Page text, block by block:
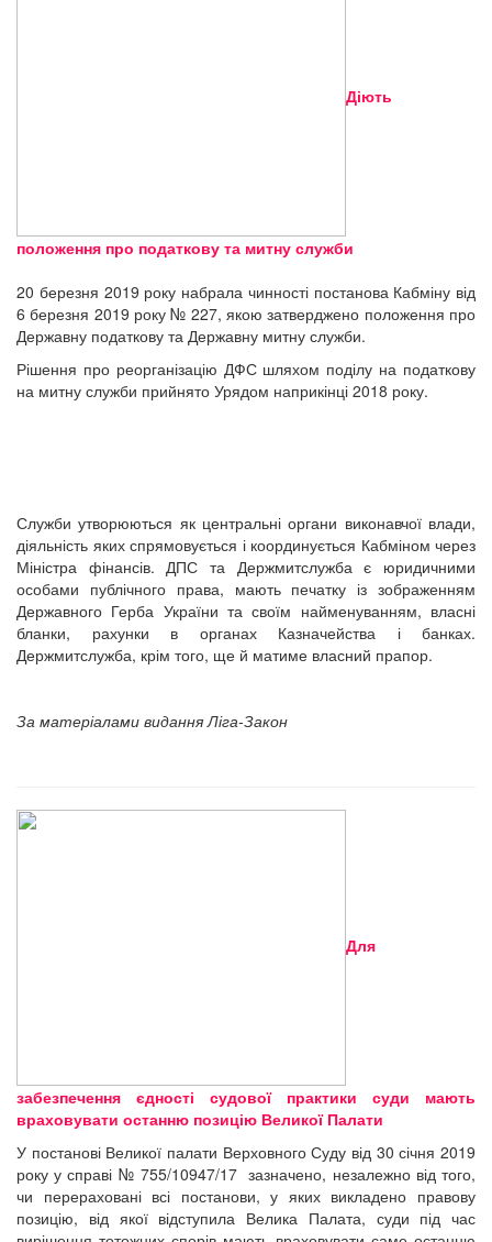
Діють
положення про податкову та митну служби
20 березня 2019 року набрала чинності постанова Кабміну від
6 березня 2019 року № 227, якою затверджено положення про
Державну податкову та Державну митну служби.
Рішення про реорганізацію ДФС шляхом поділу на податкову
на митну служби прийнято Урядом наприкінці 2018 року.
Служби утворюються як центральні органи виконавчої влади,
діяльність яких спрямовується і координується Кабміном через
Міністра фінансів. ДПС та Держмитслужба є юридичними
особами публічного права, мають печатку із зображенням
Державного Герба України та своїм найменуванням, власні
бланки, рахунки в органах Казначейства і банках.
Держмитслужба, крім того, ще й матиме власний прапор.
За матеріалами видання Ліга-Закон
Для
забезпечення єдності судової практики суди мають
враховувати останню позицію Великої Палати
У постанові Великої палати Верховного Суду від 30 січня 2019
року у справі № 755/10947/17 зазначено, незалежно від того,
чи перераховані всі постанови, у яких викладено правову
позицію, від якої відступила Велика Палата, суди під час